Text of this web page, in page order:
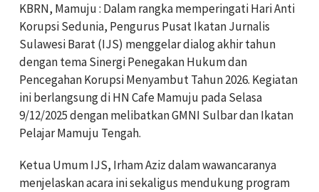
KBRN, Mamuju : Dalam rangka memperingati Hari Anti
Korupsi Sedunia, Pengurus Pusat Ikatan Jurnalis
Sulawesi Barat (IJS) menggelar dialog akhir tahun
dengan tema Sinergi Penegakan Hukum dan
Pencegahan Korupsi Menyambut Tahun 2026. Kegiatan
ini berlangsung di HN Cafe Mamuju pada Selasa
9/12/2025 dengan melibatkan GMNI Sulbar dan Ikatan
Pelajar Mamuju Tengah.
Ketua Umum IJS, Irham Aziz dalam wawancaranya
menjelaskan acara ini sekaligus mendukung program